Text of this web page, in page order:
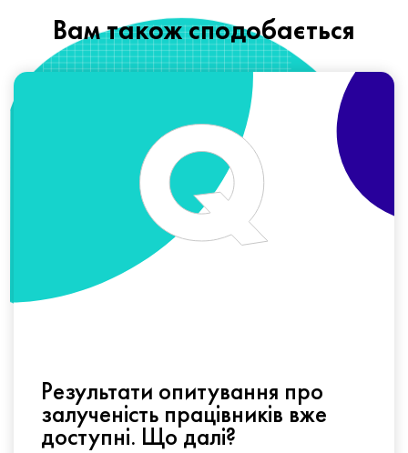
Вам також сподобається
Результати опитування про
залученість працівників вже
доступні. Що далі?